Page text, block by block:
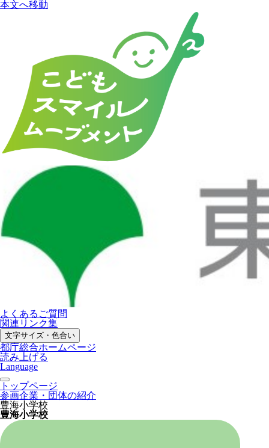
本文へ移動
よくあるご質問
関連リンク集
文字サイズ・色合い
都庁総合ホームページ
読み上げる
Language
トップページ
参画企業・団体の紹介
豊海小学校
豊海小学校